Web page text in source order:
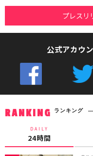
プレスリ
公式アカウ
RANKING ランキング
DAILY
24時間